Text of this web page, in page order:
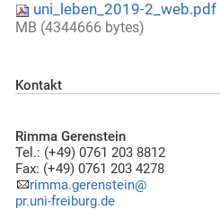
uni_leben_2019-2_web.pdf
MB (4344666 bytes)
Kontakt
Rimma Gerenstein
Tel.: (+49) 0761 203 8812
Fax: (+49) 0761 203 4278
rimma.gerenstein@
pr.uni-freiburg.de